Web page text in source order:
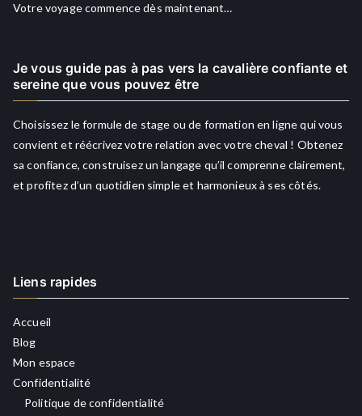
Votre voyage commence dès maintenant…
Je vous guide pas à pas vers la cavalière confiante et
sereine que vous pouvez être
Choisissez le formule de stage ou de formation en ligne qui vous
convient et réécrivez votre relation avec votre cheval ! Obtenez
sa confiance, construisez un langage qu’il comprenne clairement,
et profitez d’un quotidien simple et harmonieux à ses côtés.
Liens rapides
Accueil
Blog
Mon espace
Confidentialité
Politique de confidentialité